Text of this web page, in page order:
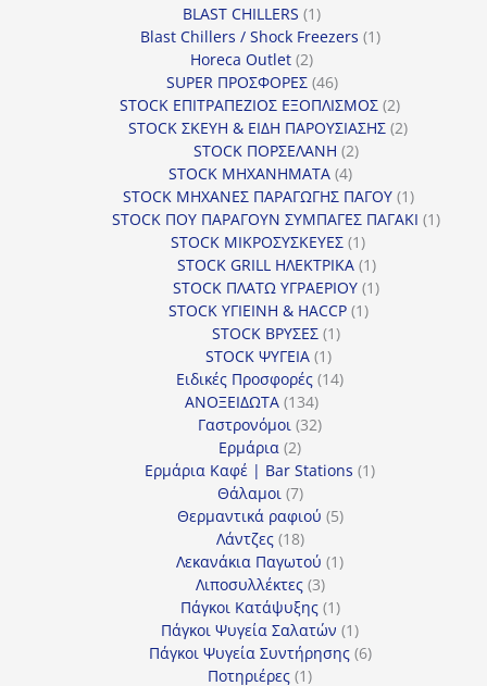
BLAST CHILLERS 11
προϊόν
Blast Chillers / Shock Freezers 11
Horeca Outlet 22
προϊόντα
SUPER ΠΡΟΣΦΟΡΕΣ 4646
προϊόντα
STOCK ΕΠΙΤΡΑΠΕΖΙΟΣ ΕΞΟΠΛΙΣΜΟΣ 22
προϊόντα
STOCK ΣΚΕΥΗ & ΕΙΔΗ ΠΑΡΟΥΣΙΑΣΗΣ 22
STOCK ΠΟΡΣΕΛΑΝΗ 22
STOCK ΜΗΧΑΝΗΜΑΤΑ 44
προϊόντα
STOCK ΜΗΧΑΝΕΣ ΠΑΡΑΓΩΓΗΣ ΠΑΓΟΥ 11
προϊόν
STOCK ΠΟΥ ΠΑΡΑΓΟΥΝ ΣΥΜΠΑΓΕΣ ΠΑΓΑΚΙ 11
STOCK ΜΙΚΡΟΣΥΣΚΕΥΕΣ 11
προϊόν
STOCK GRILL ΗΛΕΚΤΡΙΚΑ 11
προϊόν
STOCK ΠΛΑΤΩ ΥΓΡΑΕΡΙΟΥ 11
STOCK ΥΓΙΕΙΝΗ & HACCP 11
STOCK ΒΡΥΣΕΣ 11
STOCK ΨΥΓΕΙΑ 11
προϊόν
Ειδικές Προσφορές 1414
ΑΝΟΞΕΙΔΩΤΑ 134134
προϊόντα
Γαστρονόμοι 3232
Ερμάρια 22
προϊόντα
Ερμάρια Καφέ | Bar Stations 11
Θάλαμοι 77
προϊόντα
Θερμαντικά ραφιού 55
Λάντζες 1818
προϊόντα
Λεκανάκια Παγωτού 11
Λιποσυλλέκτες 33
προϊόντα
Πάγκοι Κατάψυξης 11
προϊόν
Πάγκοι Ψυγεία Σαλατών 11
προϊόν
Πάγκοι Ψυγεία Συντήρησης 66
Ποτηριέρες 11